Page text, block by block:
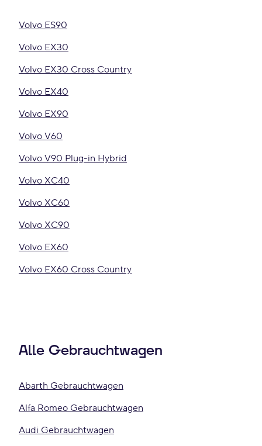
Volvo ES90
Volvo EX30
Volvo EX30 Cross Country
Volvo EX40
Volvo EX90
Volvo V60
Volvo V90 Plug-in Hybrid
Volvo XC40
Volvo XC60
Volvo XC90
Volvo EX60
Volvo EX60 Cross Country
Alle Gebrauchtwagen
Abarth Gebrauchtwagen
Alfa Romeo Gebrauchtwagen
Audi Gebrauchtwagen